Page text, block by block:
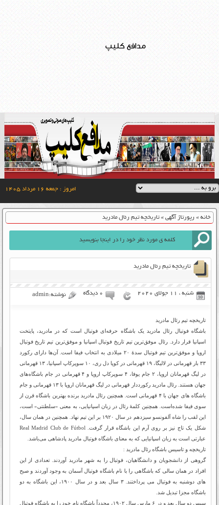
مدافع کلیپ
امروز : جمعه ۱۶ مرداد ۱۴۰۵
خانه» رپورتاژ آگهی»تاریخچه تیم رئال مادرید
تاریخچه تیم رئال مادرید
شنبه ، 11 جولای 2020 ۰ دیدگاه نوشته:admin
تاریخچه تیم رئال مادرید
باشگاه فوتبال رئال مادرید یک باشگاه حرفه‌ای فوتبال است که در مادرید، پایتخت
اسپانیا قرار دارد. رئال موفق‌ترین تیم تاریخ فوتبال اسپانیا و موفق‌ترین تیم تاریخ فوتبال
اروپا و موفق‌ترین تیم فوتبال سدهٔ ۲۰ میلادی به انتخاب فیفا است. آن‌ها دارای رکورد
۳۳ بار قهرمانی در لالیگا، ۱۹ قهرمانی در کوپا دل ری، ۱۰ سوپرکاپ اسپانیا، ۱۳ قهرمانی
در لیگ قهرمانان اروپا، ۲ جام یوفا، ۴ سوپرکاپ اروپا و ۴ قهرمانی در جام باشگاه‌های
جهان هستند. رئال مادرید رکورددار قهرمانی در لیگ قهرمانان اروپا با ۱۳ قهرمانی و جام
باشگاه های جهان با ۴ قهرمانی است. همچنین رئال مادرید برنده بهترین باشگاه قرن از
سوی فیفا شده‌است. همچنین کلمهٔ رئال در زبان اسپانیایی، به معنی «سلطنتی» است،
این لقب را شاه آلفونسو سیزدهم در سال ۱۹۲۰ بر این تیم نهاد. همچنین در همان سال،
شکل یک تاج نیز بر روی آرم این باشگاه قرار گرفت. Real Madrid Club de Fútbol
عبارتی است به زبان اسپانیایی که به معنای باشگاه فوتبال مادرید پادشاهی می‌باشد.
تاریخچه و تاسیس باشگاه رئال مادرید :
گروهی از دانشجویان و دانشگاهیان، فوتبال را به شهر مادرید آوردند. تعدادی از این
افراد در همان سالی که باشگاهی را با نام باشگاه فوتبال آسمان به وجود آوردند و صبح
های دوشنبه به فوتبال می پرداختند. ۳ سال بعد و در سال ۱۹۰۰، این باشگاه به دو
باشگاه مجزا تبدیل شد.
سپس دو سال بعد و در ۶ مارس سال ۱۹۰۲، مجدداً باشگاه نام خود را به باشگاه فوتبال